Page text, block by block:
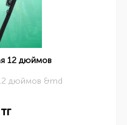
12 дюймов
дюймов &md